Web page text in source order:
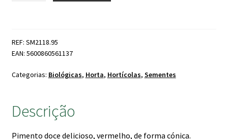
Di
Rosso
REF: SM2118.95
EAN: 5600860561137
Categorias: Biológicas, Horta, Hortícolas, Sementes
Descrição
Pimento doce delicioso, vermelho, de forma cónica.